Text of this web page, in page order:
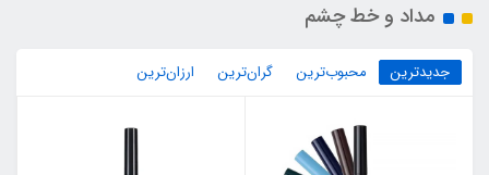
مداد و خط چشم
جدیدترین محبوب‌ترین گران‌ترین ارزان‌ترین